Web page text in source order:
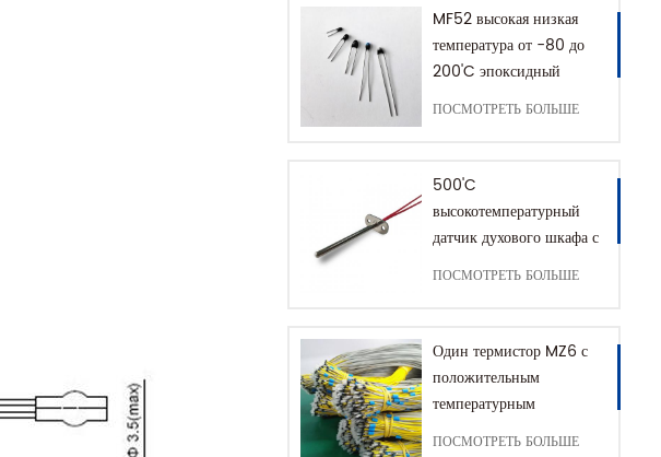
MF52 высокая низкая
температура от -80 до
200'C эпоксидный
термистор NTC
ПОСМОТРЕТЬ БОЛЬШЕ
500'C
высокотемпературный
датчик духового шкафа с
разъемом заземления
ПОСМОТРЕТЬ БОЛЬШЕ
Один термистор MZ6 с
положительным
температурным
коэффициентом для
ПОСМОТРЕТЬ БОЛЬШЕ